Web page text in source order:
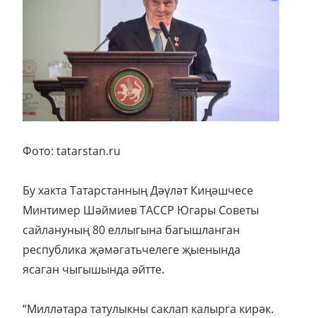
Фото: tatarstan.ru
Бу хакта Татарстанның Дәүләт Киңәшчесе
Минтимер Шәймиев ТАССР Югары Советы
сайлануның 80 еллыгына багышланган
республика җәмәгатьчелеге җыенында
ясаган чыгышында әйтте.
“Милләтара татулыкны саклап калырга кирәк.